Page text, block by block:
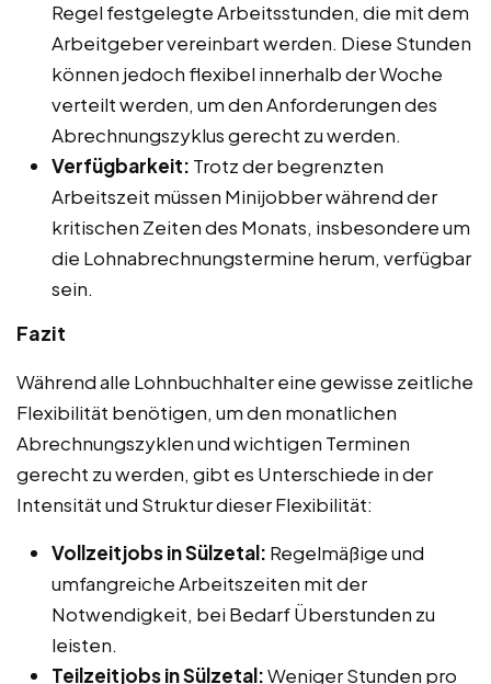
Regel festgelegte Arbeitsstunden, die mit dem
Arbeitgeber vereinbart werden. Diese Stunden
können jedoch flexibel innerhalb der Woche
verteilt werden, um den Anforderungen des
Abrechnungszyklus gerecht zu werden.
Verfügbarkeit: Trotz der begrenzten
Arbeitszeit müssen Minijobber während der
kritischen Zeiten des Monats, insbesondere um
die Lohnabrechnungstermine herum, verfügbar
sein.
Fazit
Während alle Lohnbuchhalter eine gewisse zeitliche
Flexibilität benötigen, um den monatlichen
Abrechnungszyklen und wichtigen Terminen
gerecht zu werden, gibt es Unterschiede in der
Intensität und Struktur dieser Flexibilität:
Vollzeitjobs in Sülzetal: Regelmäßige und
umfangreiche Arbeitszeiten mit der
Notwendigkeit, bei Bedarf Überstunden zu
leisten.
Teilzeitjobs in Sülzetal:Weniger Stunden pro